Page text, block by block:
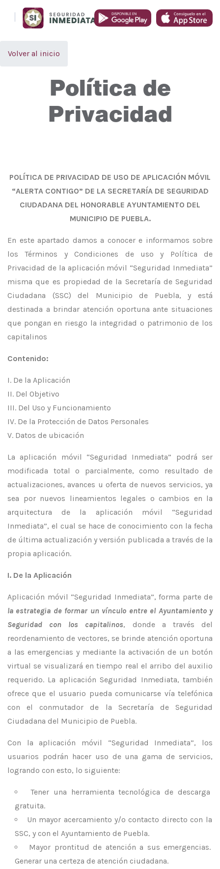
Volver al inicio
Política de
Privacidad
POLÍTICA DE PRIVACIDAD DE USO DE APLICACIÓN MÓVIL
“ALERTA CONTIGO” DE LA SECRETARÍA DE SEGURIDAD
CIUDADANA DEL HONORABLE AYUNTAMIENTO DEL
MUNICIPIO DE PUEBLA.
En este apartado damos a conocer e informamos sobre
los Términos y Condiciones de uso y Política de
Privacidad de la aplicación móvil “Seguridad Inmediata”
misma que es propiedad de la Secretaría de Seguridad
Ciudadana (SSC) del Municipio de Puebla, y está
destinada a brindar atención oportuna ante situaciones
que pongan en riesgo la integridad o patrimonio de los
capitalinos
Contenido:
I. De la Aplicación
II. Del Objetivo
III. Del Uso y Funcionamiento
IV. De la Protección de Datos Personales
V. Datos de ubicación
La aplicación móvil “Seguridad Inmediata” podrá ser
modificada total o parcialmente, como resultado de
actualizaciones, avances u oferta de nuevos servicios, ya
sea por nuevos lineamientos legales o cambios en la
arquitectura de la aplicación móvil “Seguridad
Inmediata”, el cual se hace de conocimiento con la fecha
de última actualización y versión publicada a través de la
propia aplicación.
I. De la Aplicación
Aplicación móvil “Seguridad Inmediata”, forma parte de
la estrategia de formar un vínculo entre el Ayuntamiento y
Seguridad con los capitalinos, donde a través del
reordenamiento de vectores, se brinde atención oportuna
a las emergencias y mediante la activación de un botón
virtual se visualizará en tiempo real el arribo del auxilio
requerido. La aplicación Seguridad Inmediata, también
ofrece que el usuario pueda comunicarse vía telefónica
con el conmutador de la Secretaría de Seguridad
Ciudadana del Municipio de Puebla.
Con la aplicación móvil “Seguridad Inmediata”, los
usuarios podrán hacer uso de una gama de servicios,
logrando con esto, lo siguiente:
Tener una herramienta tecnológica de descarga
gratuita.
Un mayor acercamiento y/o contacto directo con la
SSC, y con el Ayuntamiento de Puebla.
Mayor prontitud de atención a sus emergencias.
Generar una certeza de atención ciudadana.